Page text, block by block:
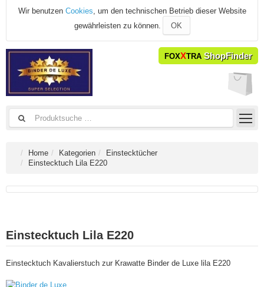
Wir benutzen Cookies, um den technischen Betrieb dieser Website
gewährleisten zu können.
OK
FOXXTRA ShopFinder
Home Kategorien
Einstecktücher
Einstecktuch Lila E220
Einstecktuch Lila E220
Einstecktuch Kavalierstuch zur Krawatte Binder de Luxe lila E220